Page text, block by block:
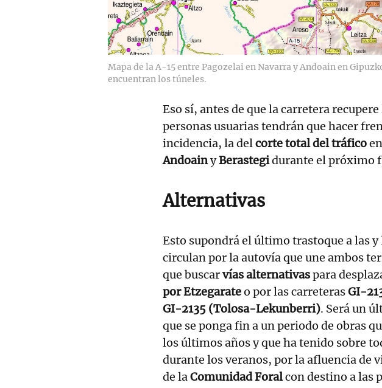
Mapa de la A-15 entre Pagozelai en Navarra y Andoain en
encuentran los túneles.
Eso sí, antes de que la carretera
personas usuarias tendrán que hacer
incidencia, la delcorte total del tráfico
AndoainyBerastegidurante el próximo
Alternativas
Esto supondrá el último trastoque a las y
circulan por la autovía que une ambos
que buscarvías alternativaspara
por Etzegarateo por las carreterasGI-
GI-2135 (Tolosa-Lekunberri). Será un
que se ponga fin a un periodo de obras
los últimos años y que ha tenido sobre
durante los veranos, por la afluencia de
de laComunidad Foralcon destino a las